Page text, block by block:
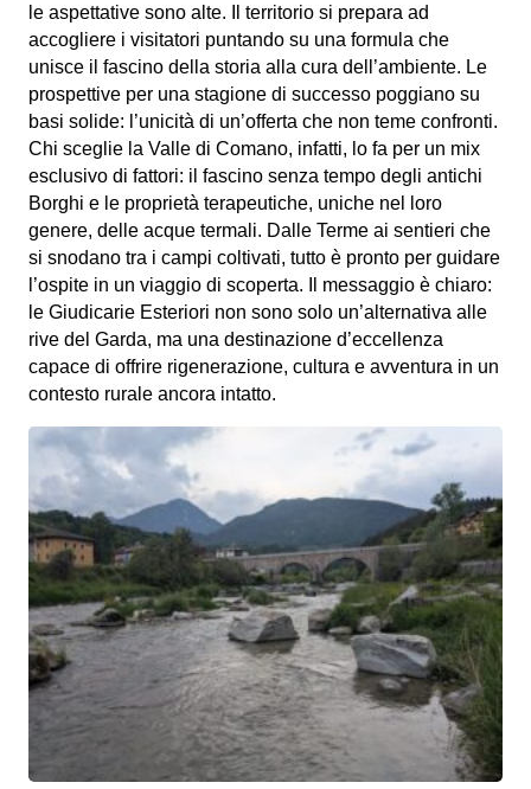
le aspettative sono alte. Il territorio si prepara ad
accogliere i visitatori puntando su una formula che
unisce il fascino della storia alla cura dell’ambiente. Le
prospettive per una stagione di successo poggiano su
basi solide: l’unicità di un’offerta che non teme confronti.
Chi sceglie la Valle di Comano, infatti, lo fa per un mix
esclusivo di fattori: il fascino senza tempo degli antichi
Borghi e le proprietà terapeutiche, uniche nel loro
genere, delle acque termali. Dalle Terme ai sentieri che
si snodano tra i campi coltivati, tutto è pronto per guidare
l’ospite in un viaggio di scoperta. Il messaggio è chiaro:
le Giudicarie Esteriori non sono solo un’alternativa alle
rive del Garda, ma una destinazione d’eccellenza
capace di offrire rigenerazione, cultura e avventura in un
contesto rurale ancora intatto.